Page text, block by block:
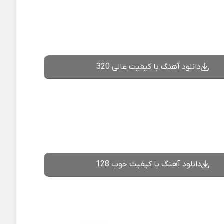
دانلود آهنگ با کیفیت عالی 320
دانلود آهنگ با کیفیت خوب 128